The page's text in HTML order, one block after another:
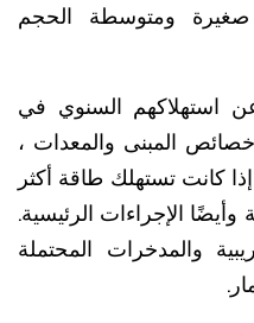
صغيرة ومتوسطة الحجم
السنوي في
والمعدات ،
تستهلك طاقة أكثر
الإجراءات الرئيسية.
والمدخرات المحتملة